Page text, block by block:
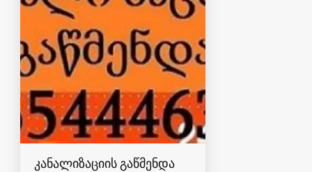
კანალიზაციის გაწმენდა